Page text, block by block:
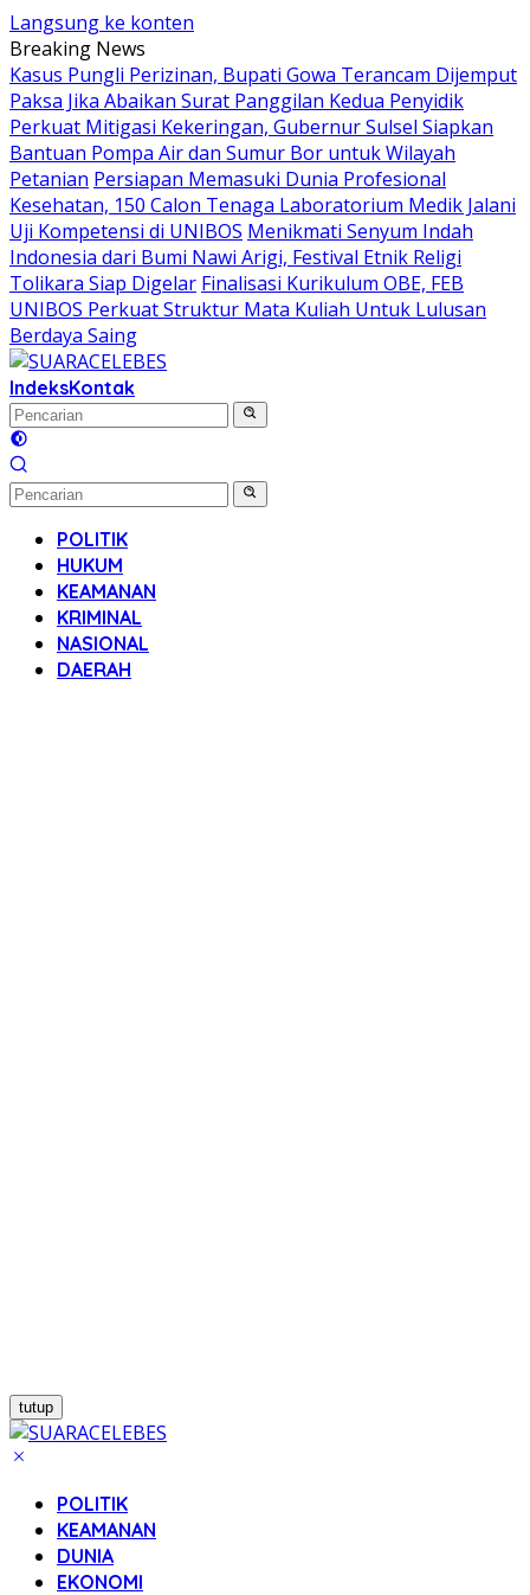
Langsung ke konten
Breaking News
Kasus Pungli Perizinan, Bupati Gowa Terancam Dijemput
Paksa Jika Abaikan Surat Panggilan Kedua Penyidik
Perkuat Mitigasi Kekeringan, Gubernur Sulsel Siapkan
Bantuan Pompa Air dan Sumur Bor untuk Wilayah
Petanian Persiapan Memasuki Dunia Profesional
Kesehatan, 150 Calon Tenaga Laboratorium Medik Jalani
Uji Kompetensi di UNIBOS Menikmati Senyum Indah
Indonesia dari Bumi Nawi Arigi, Festival Etnik Religi
Tolikara Siap Digelar Finalisasi Kurikulum OBE, FEB
UNIBOS Perkuat Struktur Mata Kuliah Untuk Lulusan
Berdaya Saing
IndeksKontak
POLITIK
HUKUM
KEAMANAN
KRIMINAL
NASIONAL
DAERAH
tutup
POLITIK
KEAMANAN
DUNIA
EKONOMI